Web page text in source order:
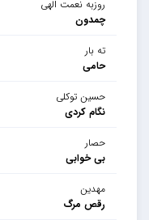
روزبه نعمت الهی
چمدون
ته بار
حامی
حسین توکلی
نگام کردی
حصار
بی خوابی
مهدین
رقص مرگ